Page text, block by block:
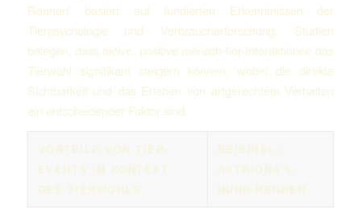
Rennen’ basiert auf fundierten Erkenntnissen der
Tierpsychologie und Verbraucherforschung. Studien
belegen, dass aktive, positive mensch-tier-Interaktionen das
Tierwohl signifikant steigern können, wobei die direkte
Sichtbarkeit und das Erleben von artgerechtem Verhalten
ein entscheidender Faktor sind.
VORTEILE VON TIER-
EVENTS IM KONTEXT
DES TIERWOHLS
BEISPIEL:
ASTRIONA’S
HUHN-RENNEN